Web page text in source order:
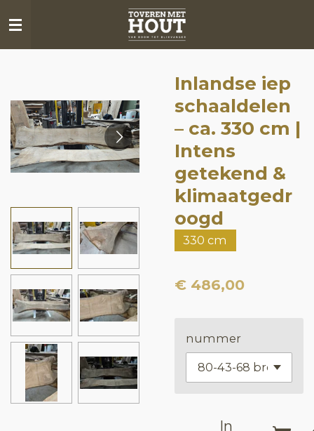
direct
naar
Inlandse iep
schaaldelen
– ca. 330 cm |
Intens
getekend &
klimaatgedr
oogd
330 cm
€ 486,00
nummer
In